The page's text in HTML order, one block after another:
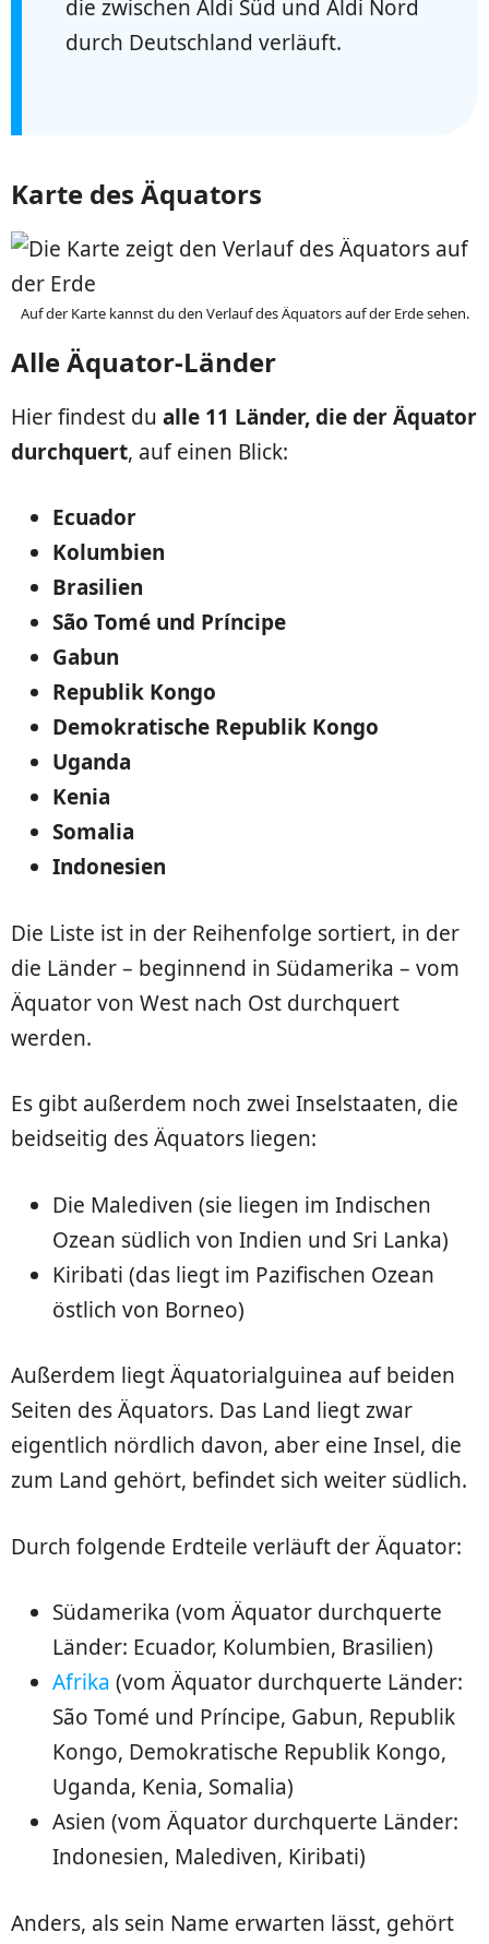
die zwischen Aldi Süd und Aldi Nord
durch Deutschland verläuft.
Karte des Äquators
Auf der Karte kannst du den Verlauf des Äquators auf der Erde sehen.
Alle Äquator-Länder
Hier findest du alle 11 Länder, die der Äquator
durchquert, auf einen Blick:
Ecuador
Kolumbien
Brasilien
São Tomé und Príncipe
Gabun
Republik Kongo
Demokratische Republik Kongo
Uganda
Kenia
Somalia
Indonesien
Die Liste ist in der Reihenfolge sortiert, in der
die Länder – beginnend in Südamerika – vom
Äquator von West nach Ost durchquert
werden.
Es gibt außerdem noch zwei Inselstaaten, die
beidseitig des Äquators liegen:
Die Malediven (sie liegen im Indischen
Ozean südlich von Indien und Sri Lanka)
Kiribati (das liegt im Pazifischen Ozean
östlich von Borneo)
Außerdem liegt Äquatorialguinea auf beiden
Seiten des Äquators. Das Land liegt zwar
eigentlich nördlich davon, aber eine Insel, die
zum Land gehört, befindet sich weiter südlich.
Durch folgende Erdteile verläuft der Äquator:
Südamerika (vom Äquator durchquerte
Länder: Ecuador, Kolumbien, Brasilien)
Afrika (vom Äquator durchquerte Länder:
São Tomé und Príncipe, Gabun, Republik
Kongo, Demokratische Republik Kongo,
Uganda, Kenia, Somalia)
Asien (vom Äquator durchquerte Länder:
Indonesien, Malediven, Kiribati)
Anders, als sein Name erwarten lässt, gehört